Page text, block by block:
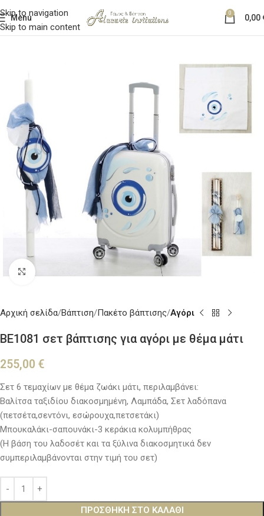
Skip to navigation
Skip to main content
Menu 0 0,00
Κλικ για μεγέθυνση
Αρχική σελίδα Βάπτιση Πακέτο βάπτισης Αγόρι
BE1081 σετ βάπτισης για αγόρι με θέμα μάτι
255,00 €
Σετ 6 τεμαχίων με θέμα ζωάκι μάτι, περιλαμβάνει:
Βαλίτσα ταξιδίου διακοσμημένη, Λαμπάδα, Σετ λαδόπανα
(πετσέτα,σεντόνι, εσώρουχα,πετσετάκι)
Μπουκαλάκι-σαπουνάκι-3 κεράκια κολυμπήθρας
(Η βάση του λαδοσέτ και τα ξύλινα διακοσμητικά δεν
συμπεριλαμβάνονται στην τιμή του σετ)
ΠΡΟΣΘΉΚΗ ΣΤΟ ΚΑΛΆΘΙ